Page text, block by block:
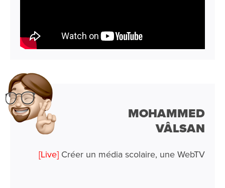
MOHAMMED
VÂLSAN
[Live] Créer un média scolaire, une WebTV